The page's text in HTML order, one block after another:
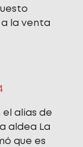
a la venta
alias de
aldea La
que es